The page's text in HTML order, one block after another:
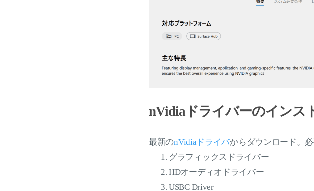
nVidiaドライバーのインス
最新のnVidiaドライバからダウンロード。
グラフィックスドライバー
HDオーディオドライバー
USBC Driver